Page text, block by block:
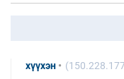
хүүхэн